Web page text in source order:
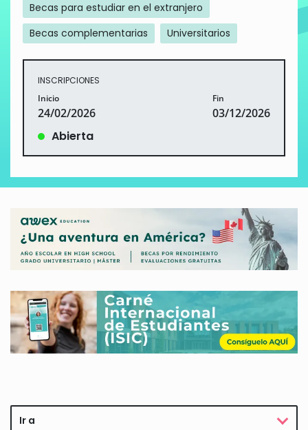
Becas para estudiar en el extranjero
Becas complementarias
Universitarios
INSCRIPCIONES
Inicio
24/02/2026
Fin
03/12/2026
Abierta
Ir a